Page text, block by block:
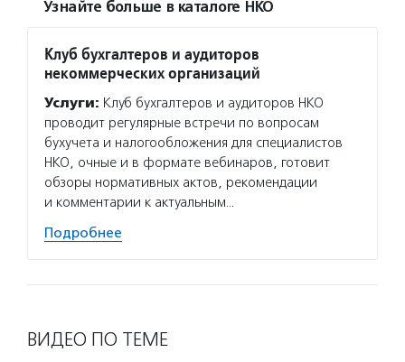
Узнайте больше в каталоге НКО
Клуб бухгалтеров и аудиторов
некоммерческих организаций
Услуги: Клуб бухгалтеров и аудиторов НКО
проводит регулярные встречи по вопросам
бухучета и налогообложения для специалистов
НКО, очные и в формате вебинаров, готовит
обзоры нормативных актов, рекомендации
и комментарии к актуальным…
Подробнее
ВИДЕО ПО ТЕМЕ